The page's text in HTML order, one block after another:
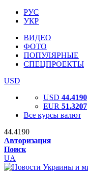
РУС
УКР
ВИДЕО
ФОТО
ПОПУЛЯРНЫЕ
СПЕЦПРОЕКТЫ
USD
USD 44.4190
EUR 51.3207
Все курсы валют
44.4190
Авторизация
Поиск
UA